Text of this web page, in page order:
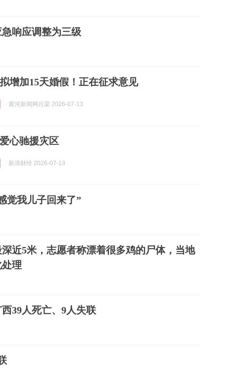
响应调整为三级
增加15天婚假！正在征求意见
黄河新闻网吕梁 2026-07-13
心驰援灾区
新浪财经 2026-07-13
觉我儿子回来了”
近5米，志愿者称漂着很多鸡的尸体，当地
理
39人死亡、9人失联